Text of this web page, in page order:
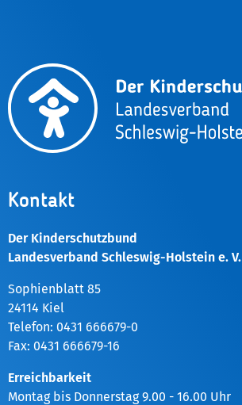
Kontakt
Der Kinderschutzbund
Landesverband Schleswig-Holstein e. V.
Sophienblatt 85
24114 Kiel
Telefon: 0431 666679-0
Fax: 0431 666679-16
Erreichbarkeit
Montag bis Donnerstag 9.00 - 16.00 Uhr